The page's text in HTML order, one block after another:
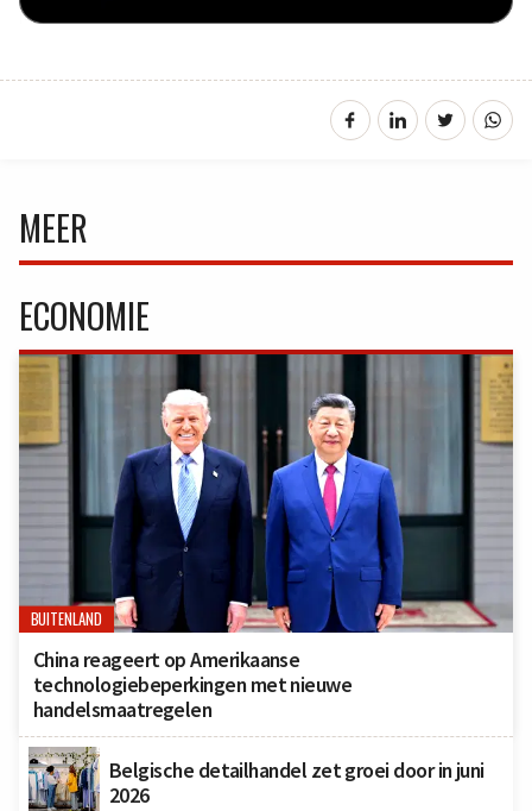
MEER
ECONOMIE
BUITENLAND
China reageert op Amerikaanse
technologiebeperkingen met nieuwe
handelsmaatregelen
Belgische detailhandel zet groei door in juni
2026